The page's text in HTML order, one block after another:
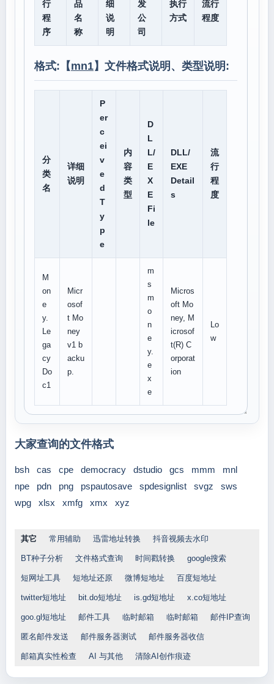
行
程
序
品
名
称
细
说
明
发
公
司
执行
方式
流行
程度
格式:【mn1】文件格式说明、类型说明:
分
类
名
详细
说明
P
er
c
ei
v
e
d
T
y
p
e
内
容
类
型
D
L
L/
E
X
E
Fi
le
DLL/
EXE
Detail
s
流
行
程
度
M
on
e
y.
Le
ga
cy
Do
c1
Micr
osof
t Mo
ney
v1 b
acku
p.
m
s
m
o
n
e
y.
e
x
e
Micros
oft Mo
ney, M
icrosof
t(R) C
orporat
ion
Lo
w
大家查询的文件格式
bsh cas cpe democracy dstudio gcs mmm
mnl
npe
pdn png pspautosave spdesignlist svgz
sws
wpg
xlsx xmfg xmx xyz
其它 常用辅助 迅雷地址转换 抖音视频去水印
BT种子分析 文件格式查询 时间戳转换 google搜索
短网址工具 短地址还原 微博短地址 百度短地址
twitter短地址 bit.do短地址 is.gd短地址 x.co短地址
goo.gl短地址 邮件工具 临时邮箱 临时邮箱 邮件IP查询
匿名邮件发送 邮件服务器测试 邮件服务器收信
邮箱真实性检查 AI 与其他 清除AI创作痕迹